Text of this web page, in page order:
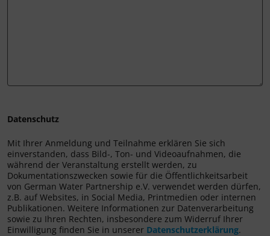
Datenschutz
Mit Ihrer Anmeldung und Teilnahme erklären Sie sich
einverstanden, dass Bild-, Ton- und Videoaufnahmen, die
während der Veranstaltung erstellt werden, zu
Dokumentationszwecken sowie für die Öffentlichkeitsarbeit
von German Water Partnership e.V. verwendet werden dürfen,
z.B. auf Websites, in Social Media, Printmedien oder internen
Publikationen. Weitere Informationen zur Datenverarbeitung
sowie zu Ihren Rechten, insbesondere zum Widerruf Ihrer
Einwilligung finden Sie in unserer Datenschutzerklärung.